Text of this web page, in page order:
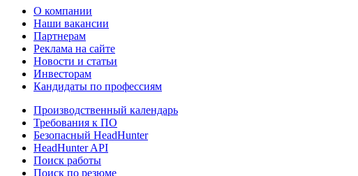
О компании
Наши вакансии
Партнерам
Реклама на сайте
Новости и статьи
Инвесторам
Кандидаты по профессиям
Производственный календарь
Требования к ПО
Безопасный HeadHunter
HeadHunter API
Поиск работы
Поиск по резюме